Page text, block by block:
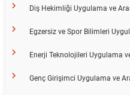
Diş Hekimliği Uygulama ve
Egzersiz ve Spor Bilimleri
Enerji Teknolojileri Uygulama
Genç Girişimci Uygulama ve